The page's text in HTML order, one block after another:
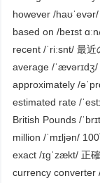
however /
based on /beɪst
recent /ˈriːsnt/ 最近
average /
approximately /
estimated rate /
British Pounds /
million /ˈmɪljən/
exact /ɪɡˈzækt/ 正
currency converter